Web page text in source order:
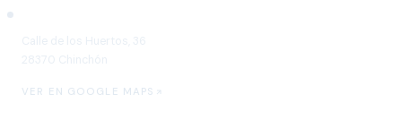
VER EN GOOGLE MAPS